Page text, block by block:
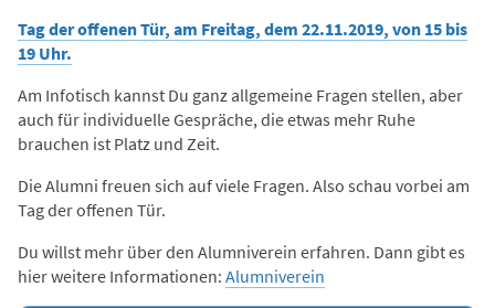
Tag der offenen Tür, am Freitag, dem 22.11.2019, von 15 bis
19 Uhr.
Am Infotisch kannst Du ganz allgemeine Fragen stellen, aber
auch für individuelle Gespräche, die etwas mehr Ruhe
brauchen ist Platz und Zeit.
Die Alumni freuen sich auf viele Fragen. Also schau vorbei am
Tag der offenen Tür.
Du willst mehr über den Alumniverein erfahren. Dann gibt es
hier weitere Informationen: Alumniverein